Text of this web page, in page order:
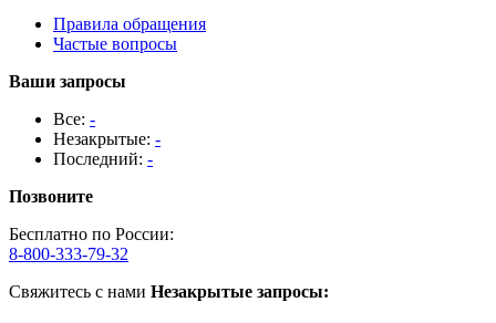
Правила обращения
Частые вопросы
Ваши запросы
Все: -
Незакрытые: -
Последний: -
Позвоните
Бесплатно по России:
8-800-333-79-32
Свяжитесь с нами Незакрытые запросы: